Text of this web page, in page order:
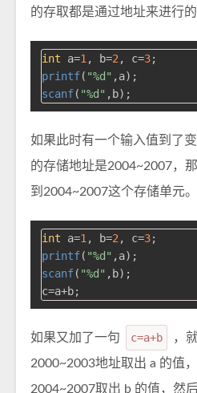
的存取都是通过地址来进行的
int a=1 , b=2 , c=3
printf( "%d"
scanf( "%d"
如果此时有一个输入值到了
的存储地址是2004~2007，
到2004~2007这个存储单元。
int a=1 , b=2 , c=3
printf( "%d"
scanf( "%d" ,b);
如果又加了一句 c=a+b
，
2000~2003地址取出 a 的值
2004~2007取出 b 的值，然